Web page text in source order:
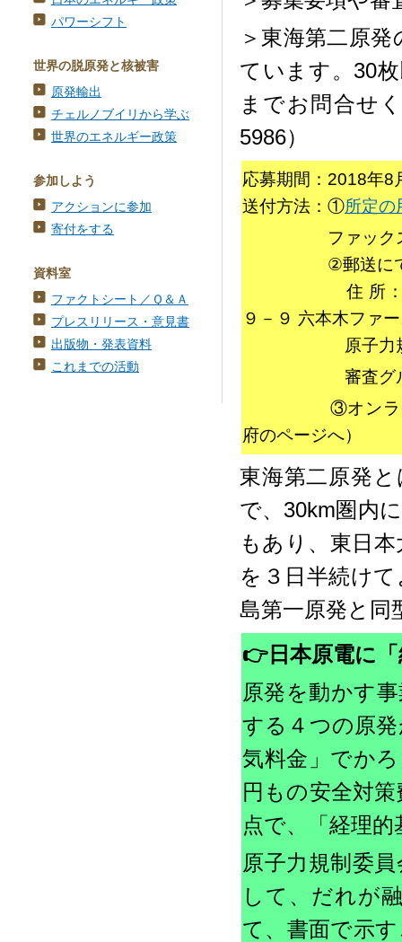
パワーシフト
世界の脱原発と核被害
原発輸出
チェルノブイリから学ぶ
世界のエネルギー政策
参加しよう
アクションに参加
寄付をする
資料室
ファクトシート／Ｑ＆Ａ
プレスリリース・意見書
出版物・発表資料
これまでの活動
＞東海第二原
ています。30
までお問合せ
5986）
応募期間：2018年8
送付方法：①所定の
ファックスにて
②郵送に
住 所：〒１０
９－９ 六本木ファ
原子力規制
審査グループ
③オンライ
府のページへ）
東海第二原発
で、30km圏内
もあり、東日
を３日半続け
島第一原発と同
👉 日本原電に
原発を動かす
する４つの原
気料金」でか
円もの安全対
点で、「経理
原子力規制委
して、だれが
て、書面で示